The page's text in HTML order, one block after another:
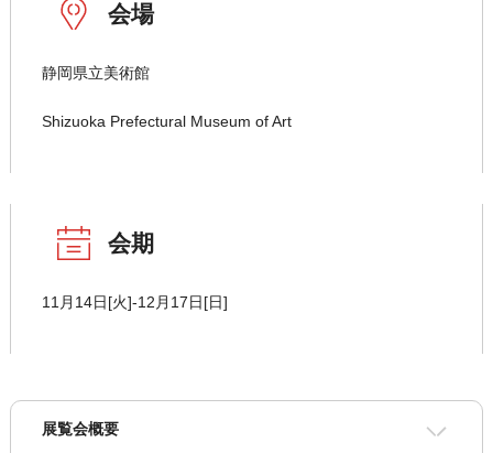
会場
静岡県立美術館
Shizuoka Prefectural Museum of Art
会期
11月14日[火]-12月17日[日]
展覧会概要